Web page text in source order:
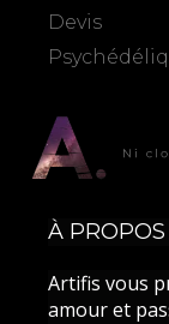
À PROPOS
Artifis vous
amour et
Devis